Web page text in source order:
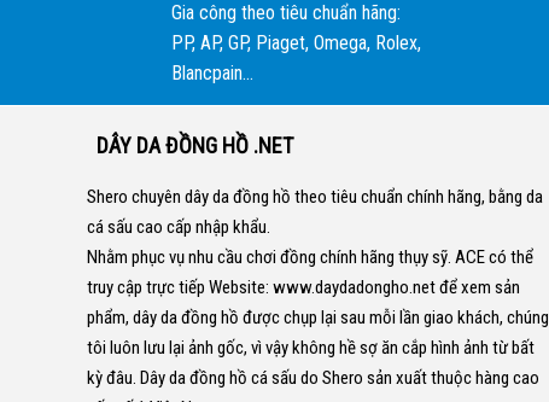
Gia công theo tiêu chuẩn hãng:
PP, AP, GP, Piaget, Omega, Rolex,
Blancpain...
DÂY DA ĐỒNG HỒ .NET
Shero chuyên dây da đồng hồ theo tiêu chuẩn chính hãng, bằng da
cá sấu cao cấp nhập khẩu.
Nhằm phục vụ nhu cầu chơi đồng chính hãng thụy sỹ. ACE có thể
truy cập trực tiếp Website: www.daydadongho.netđể xem sản
phẩm, dây da đồng hồ được chụp lại sau mỗi lần giao khách, chúng
tôi luôn lưu lại ảnh gốc, vì vậy không hề sợ ăn cắp hình ảnh từ bất
kỳ đâu. Dây da đồng hồ cá sấu do Shero sản xuất thuộc hàng cao